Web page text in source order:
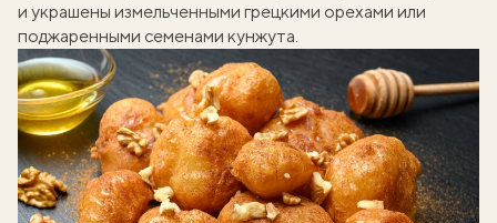
и украшены измельченными грецкими орехами или
поджаренными семенами кунжута.